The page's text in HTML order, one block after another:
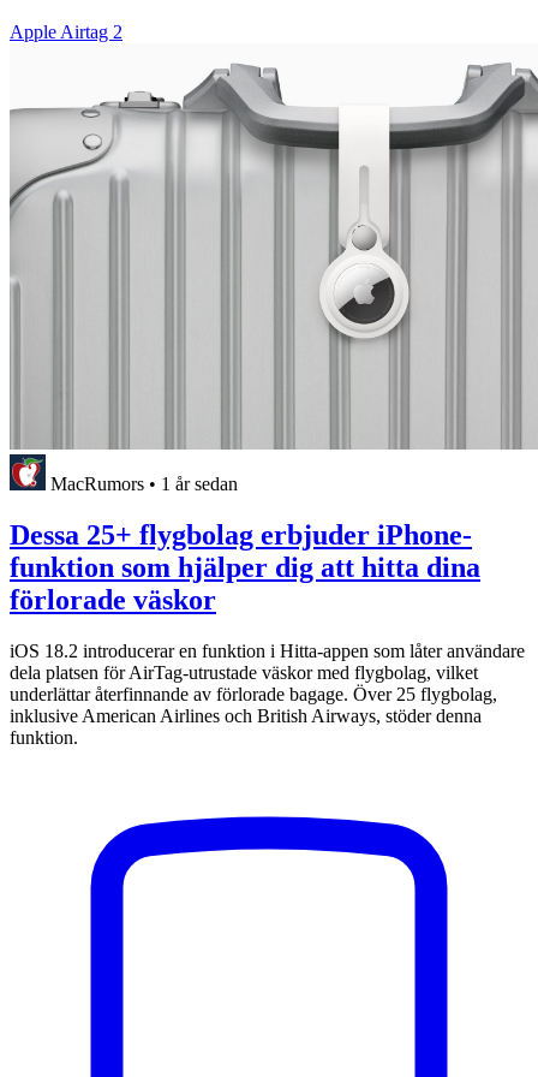
Apple Airtag 2
MacRumors • 1 år sedan
Dessa 25+ flygbolag erbjuder iPhone-
funktion som hjälper dig att hitta dina
förlorade väskor
iOS 18.2 introducerar en funktion i Hitta-appen som låter användare
dela platsen för AirTag-utrustade väskor med flygbolag, vilket
underlättar återfinnande av förlorade bagage. Över 25 flygbolag,
inklusive American Airlines och British Airways, stöder denna
funktion.